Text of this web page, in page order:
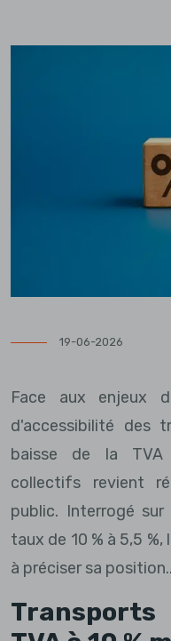
19-06-2026
Face aux enjeux
d'accessibilité des
baisse de la TVA
collectifs revient
public. Interrogé
taux de 10 % à 5,5
à préciser sa